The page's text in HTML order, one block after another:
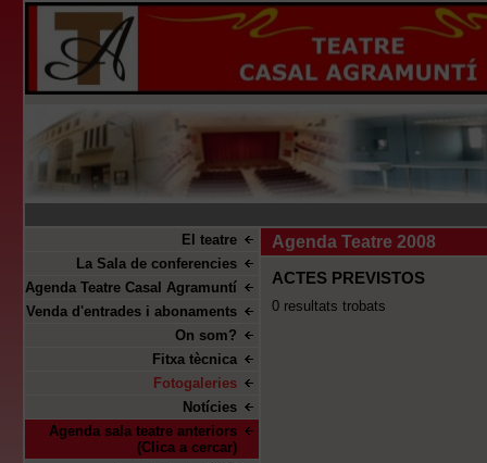
El teatre
La Sala de conferencies
Agenda Teatre Casal Agramuntí
Venda d'entrades i abonaments
On som?
Fitxa tècnica
Fotogaleries
Notícies
Agenda sala teatre anteriors
(Clica a cercar)
Agenda Teatre 2008
ACTES PREVISTOS
0 resultats trobats